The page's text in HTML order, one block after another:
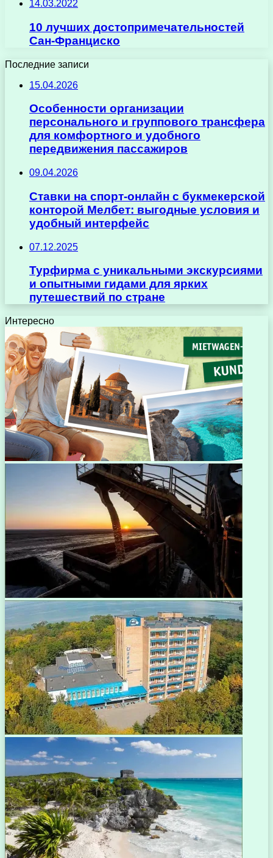
14.03.2022
10 лучших достопримечательностей
Сан-Франциско
Последние записи
15.04.2026
Особенности организации
персонального и группового трансфера
для комфортного и удобного
передвижения пассажиров
09.04.2026
Ставки на спорт-онлайн с букмекерской
конторой Мелбет: выгодные условия и
удобный интерфейс
07.12.2025
Турфирма с уникальными экскурсиями
и опытными гидами для ярких
путешествий по стране
Интересно